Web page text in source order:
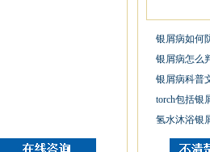
银屑病如何
银屑病怎么
银屑病科普
torch包括银
氢水沐浴银